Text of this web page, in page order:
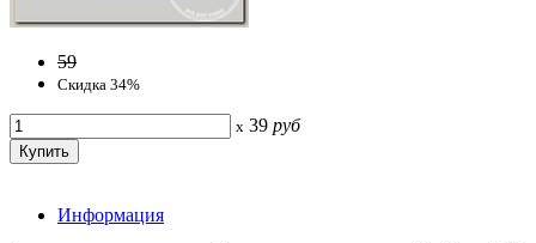
59
Скидка 34%
x 39 руб
Информация